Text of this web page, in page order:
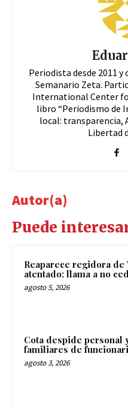
Periodista desde 2011
Semanario Zeta.
International Center
libro “Periodismo de
local: transparencia,
Libertad
Autor(a)
Puede
Reaparece regidora de
atentado; llama a no
agosto 5, 2026
Cota despide personal
familiares de
agosto 3, 2026